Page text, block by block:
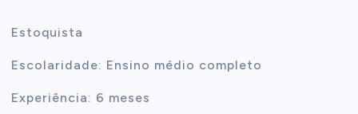
Estoquista
Escolaridade: Ensino médio completo
Experiência: 6 meses